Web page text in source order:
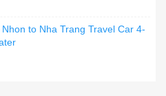
to Nha Trang Travel Car 4-